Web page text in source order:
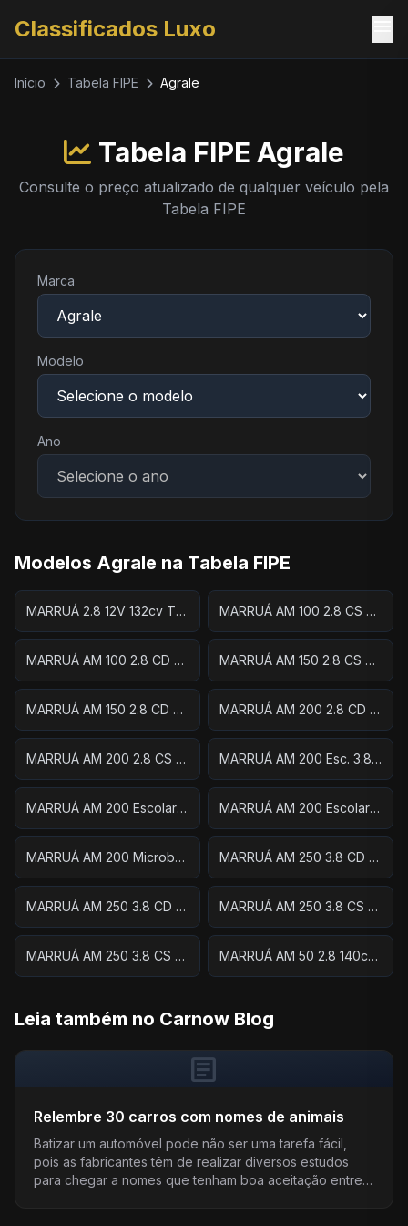
Classificados Luxo
Início Tabela FIPE Agrale
Tabela FIPE Agrale
Consulte o preço atualizado de qualquer veículo pela
Tabela FIPE
Marca
Modelo
Ano
Modelos Agrale na Tabela FIPE
MARRUÁ 2.8 12V 132cv TDI Diesel MARRUÁ AM 100 2.8 CS TDI Diesel
MARRUÁ AM 100 2.8 CD TDI Diesel MARRUÁ AM 150 2.8 CS TDI Diesel
MARRUÁ AM 150 2.8 CD TDI Diesel MARRUÁ AM 200 2.8 CD TDI Diesel
MARRUÁ AM 200 2.8 CS TDI Diesel MARRUÁ AM 200 Esc. 3.8 TDI Die.Aut. (E6)
MARRUÁ AM 200 Escolar 2.8 TDI Diesel MARRUÁ AM 200 Escolar 3.8 TDI Die. (E6)
MARRUÁ AM 200 Microbus 2.8 TDI Diesel MARRUÁ AM 250 3.8 CD TDI Die. Aut. (E6)
MARRUÁ AM 250 3.8 CD TDI Diesel (E6) MARRUÁ AM 250 3.8 CS TDI Die. Aut. (E6)
MARRUÁ AM 250 3.8 CS TDI Diesel (E6) MARRUÁ AM 50 2.8 140cv TDI Diesel
Leia também no Carnow Blog
article
Relembre 30 carros com nomes de animais
Batizar um automóvel pode não ser uma tarefa fácil,
pois as fabricantes têm de realizar diversos estudos
para chegar a nomes que tenham boa aceitação entre